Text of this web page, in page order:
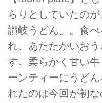
らりとしていたの
讃岐うどん」。食
れ、あたたかいお
す。柔らかく甘い
ーンティーにうど
れたのは今回が初